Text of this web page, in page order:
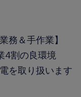
務＆手作業】
4割の良環境
を取り扱います